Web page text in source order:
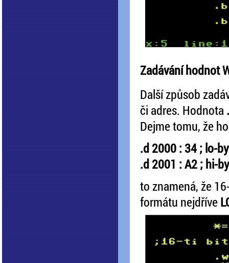
Zadávání hodnot
Další způsob
či adres. Hodnota
Dejme tomu, že
.d 2000 : 34 ; lo-
.d 2001 : A2 ; hi-
to znamená, že
formátu nejdříve